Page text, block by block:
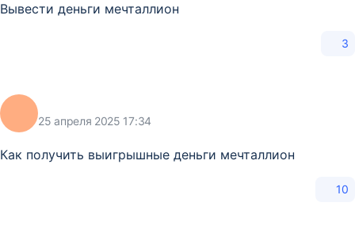
Вывести деньги мечталлион
3
25 апреля 2025 17:34
Как получить выигрышные деньги мечталлион
10